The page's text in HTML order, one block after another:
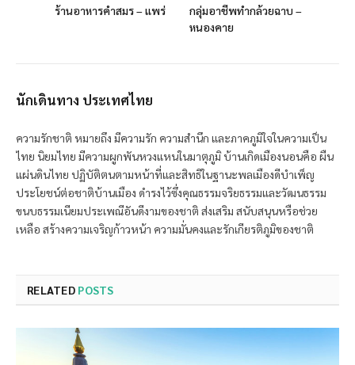
ร้านอาหารคำสมร – แพร่
กลุ่มอาชีพทำกล้วยฉาบ –
หนองคาย
นักเดินทาง ประเทศไทย
ความรักชาติ หมายถึง มีความรัก ความสำนึก และภาคภูมิใจในความเป็น
ไทย นิยมไทย มีความผูกพันหวงแหนในมาตุภูมิ บ้านเกิดเมืองนอนคือ ผืน
แผ่นดินไทย ปฏิบัติตนตามหน้าที่และสิทธิในฐานะพลเมืองดีบำเพ็ญ
ประโยชน์ต่อชาติบ้านเมือง ดำรงไว้ซึ่งคุณธรรมจริยธรรมและวัฒนธรรม
ขนบธรรมเนียมประเพณีอันดีงามของชาติ ส่งเสริม สนับสนุนหรือช่วย
เหลือ สร้างความเจริญก้าวหน้า ความมั่นคงและรักเกียรติภูมิของชาติ
RELATED POSTS